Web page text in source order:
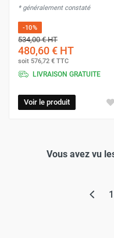
* généralement constaté
-10%
534,00 €HT
480,60 € HT
soit 576,72 € TTC
LIVRAISON GRATUITE
Voir le produit
Vous avez vu
1